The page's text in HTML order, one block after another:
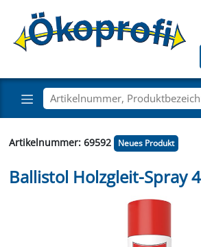
Artikelnummer: 69592 Neues Produkt
Ballistol Holzgleit-Spray